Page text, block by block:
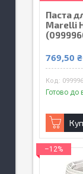
Паста
Marelli
769,50 ₴
Готово до
–12%